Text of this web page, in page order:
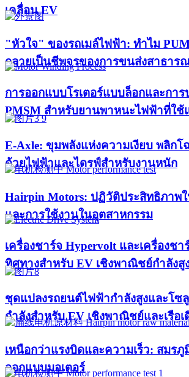
เคลื่อน EV
"หัวใจ" ของรถเมล์ไฟฟ้า: ทำไม
กลายเป็นชีพจรของการขนส่งสาธาร
การออกแบบโรเตอร์แบบล็อกและกา
PMSM สำหรับยานพาหนะไฟฟ้าที่ใช้
E-Axle: ขุมพลังแห่งความเงียบ พลิก
ด้วยไฟฟ้าและไดรฟ์สำหรับงานหนัก
Hairpin Motors: ปฏิวัติประสิทธิภาพ
และการใช้งานในอุตสาหกรรม
เครื่องชาร์จ Hypervolt และเครื่องช
ทิศทางสำหรับ EV เชิงพาณิชย์กำลังสู
ชุดแปลงรถยนต์ไฟฟ้ากำลังสูงและโซ
กำลังสำหรับ EV เชิงพาณิชย์และเรือเ
เหนือกว่าแรงบิดและความเร็ว: สมรภู
ออกแบบมอเตอร์